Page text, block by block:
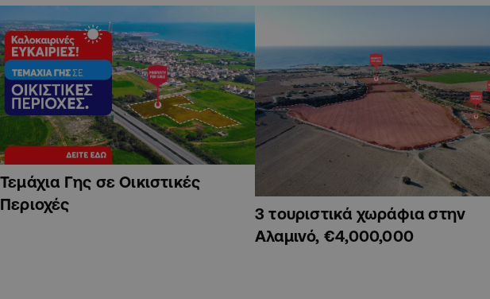
Τεμάχια Γης σε Οικιστικές
Περιοχές
3 τουριστικά χωράφια στην
Αλαμινό, €4,000,000